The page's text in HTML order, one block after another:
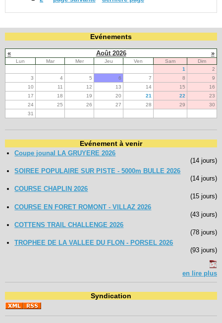
Evénements
« Août 2026 »
Lun Mar Mer Jeu Ven Sam
Dim
1
2
3
4 5 6 7 8
9
10
11 12 13 14 15
16
17
18 19 20 21 22
23
24
25 26 27 28 29
30
31
Evénement à venir
Coupe jounal LA GRUYERE 2026
(14 jours)
SOIREE POPULAIRE SUR PISTE - 5000m BULLE 2026
(14 jours)
COURSE CHAPLIN 2026
(15 jours)
COURSE EN FORET ROMONT - VILLAZ 2026
(43 jours)
COTTENS TRAIL CHALLENGE 2026
(78 jours)
TROPHEE DE LA VALLEE DU FLON - PORSEL 2026
(93 jours)
en lire plus
Syndication